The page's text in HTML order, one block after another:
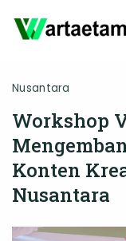
Nusantara
Workshop
Konten
Nusantara